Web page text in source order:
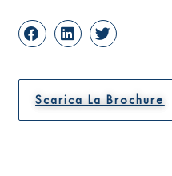
Scarica La Brochure